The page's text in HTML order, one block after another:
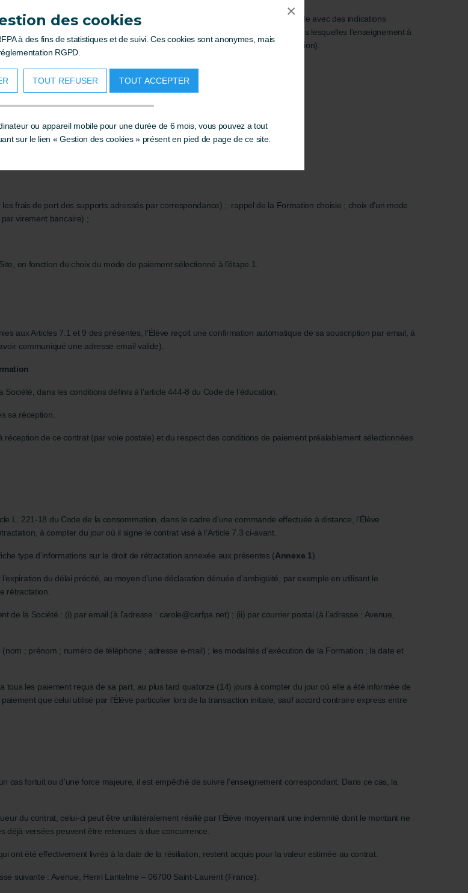
des cookies
à des fins de statistiques et de suivi. Ces cookies sont anonymes, mais
RGPD.
TOUT REFUSER TOUT ACCEPTER
ou appareil mobile pour une durée de 6 mois, vous pouvez a tout
sur le lien « Gestion des cookies » présent en pied de page de ce site.
×
de fiches descriptives dédiées (lesquelles précisent notamment un plan d’étude avec des indications
leur durée moyenne et les emplois auxquels elles préparent ; les conditions dans lesquelles l’enseignement à
pédagogique, aux directives du travail, aux travaux à effectuer et à leur correction).
en cliquant sur le bouton « « Je m’inscris » ;
frais de port des supports adressés par correspondance) ; rappel de la Formation choisie ; choix d’un mode
virement bancaire) ;
en fonction du choix du mode de paiement sélectionné à l’étape 1.
aux Articles 7.1 et 9 des présentes, l’Élève reçoit une confirmation automatique de sa souscription par email, à
communiqué une adresse email valide).
dans les conditions définis à l’article 444-8 du Code de l’éducation.
sa réception.
de ce contrat (par voie postale) et du respect des conditions de paiement préalablement sélectionnées
L. 221-18 du Code de la consommation, dans le cadre d’une commande effectuée à distance, l’Élève
à compter du jour où il signe le contrat visé à l’Article 7.3 ci-avant.
type d’informations sur le droit de rétractation annexée aux présentes (Annexe 1).
du délai précité, au moyen d’une déclaration dénuée d’ambigüité, par exemple en utilisant le
rétractation.
la Société : (i) par email (à l’adresse : carole@cerfpa.net) ; (ii) par courrier postal (à l’adresse : Avenue,
; prénom ; numéro de téléphone ; adresse e-mail) ; les modalités d’exécution de la Formation ; la date et
tous les paiement reçus de sa part, au plus tard quatorze (14) jours à compter du jour où elle a été informée de
que celui utilisé par l’Élève particulier lors de la transaction initiale, sauf accord contraire express entre
cas fortuit ou d'une force majeure, il est empêché de suivre l'enseignement correspondant. Dans ce cas, la
du contrat, celui-ci peut être unilatéralement résilié par l’Élève moyennant une indemnité dont le montant ne
déjà versées peuvent être retenues à due concurrence.
ont été effectivement livrés à la date de la résiliation, restent acquis pour la valeur estimée au contrat.
suivante : Avenue, Henri Lantelme – 06700 Saint-Laurent (France).